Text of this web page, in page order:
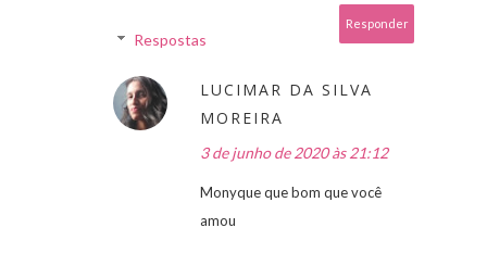
Responder
Respostas
LUCIMAR DA SILVA
MOREIRA
3 de junho de 2020 às 21:12
Monyque que bom que você
amou